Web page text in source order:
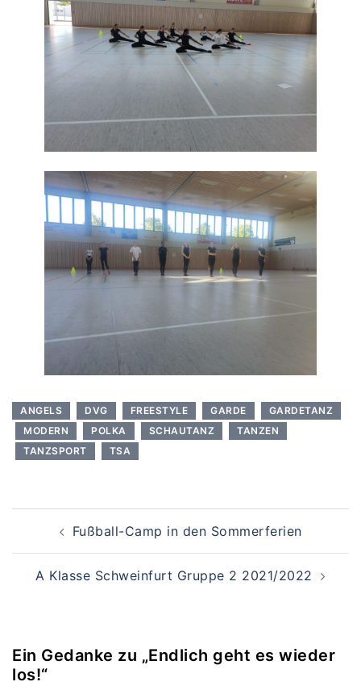
ANGELS DVG FREESTYLE GARDE
GARDETANZ
MODERN
POLKA SCHAUTANZ
TANZEN
TANZSPORT
TSA
Fußball-Camp in den Sommerferien
A Klasse Schweinfurt Gruppe 2 2021/2022
Ein Gedanke zu „Endlich geht es wieder
los!“